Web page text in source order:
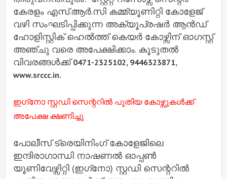
കേരളം എസ്.ആര്‍.സി കമ്മ്യൂണിറ്റി കോളേജ്
വഴി സംഘടിപ്പിക്കുന്ന അക്യൂപ്രഷര്‍ ആന്‍ഡ്
ഹോളിസ്റ്റിക് ഹെല്‍ത്ത് കെയര്‍ കോഴ്സിന് ഓഗസ്റ്റ്
അഞ്ചു വരെ അപേക്ഷിക്കാം. കൂടുതല്‍
വിവരങ്ങള്‍ക്ക്0471-2325102, 9446323871,
www.srccc.in.
ഇഗ്‌നോ സ്റ്റഡി സെന്ററിൽ പുതിയ കോഴ്സുകൾക്ക്
അപേക്ഷ ക്ഷണിച്ചു
പോലീസ് ട്രെയിനിംഗ് കോളേജിലെ
ഇന്ദിരാഗാന്ധി നാഷണൽ ഓപ്പൺ
യൂണിവേഴ്സിറ്റി (ഇഗ്‌നോ) സ്റ്റഡി സെന്ററിൽ